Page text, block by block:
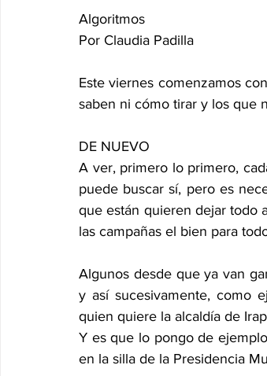
Algoritmos
Por Claudia Padilla
Este viernes comenzamos
saben ni cómo tirar y los que
DE NUEVO
A ver, primero lo primero,
puede buscar sí, pero es
que están quieren dejar todo
las campañas el bien para
Algunos desde que ya van
y así sucesivamente, como
quien quiere la alcaldía de
Y es que lo pongo de
en la silla de la Presidencia